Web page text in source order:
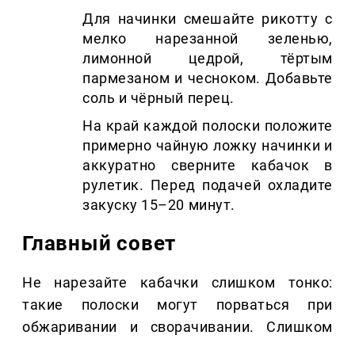
Для начинки смешайте рикотту с
мелко нарезанной зеленью,
лимонной цедрой, тёртым
пармезаном и чесноком. Добавьте
соль и чёрный перец.
На край каждой полоски положите
примерно чайную ложку начинки и
аккуратно сверните кабачок в
рулетик. Перед подачей охладите
закуску 15–20 минут.
Главный совет
Не нарезайте кабачки слишком тонко:
такие полоски могут порваться при
обжаривании и сворачивании. Слишком